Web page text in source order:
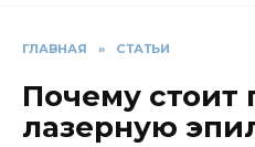
ГЛАВНАЯ » СТАТЬИ
Почему стоит
лазерную